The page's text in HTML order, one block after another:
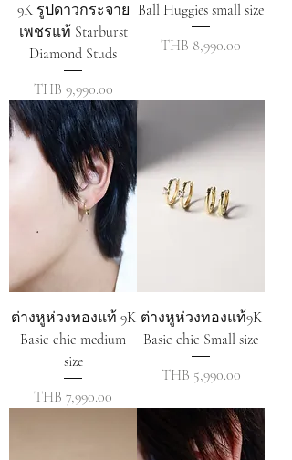
9K รูปดาวกระจาย
เพชรแท้ Starburst
Diamond Studs
ราคา
THB 9,990.00
Ball Huggies small size
ราคา
THB 8,990.00
ต่างหูห่วงทองแท้ 9K
Basic chic medium
size
ราคา
THB 7,990.00
ต่างหูห่วงทองแท้9K
Basic chic Small size
ราคา
THB 5,990.00